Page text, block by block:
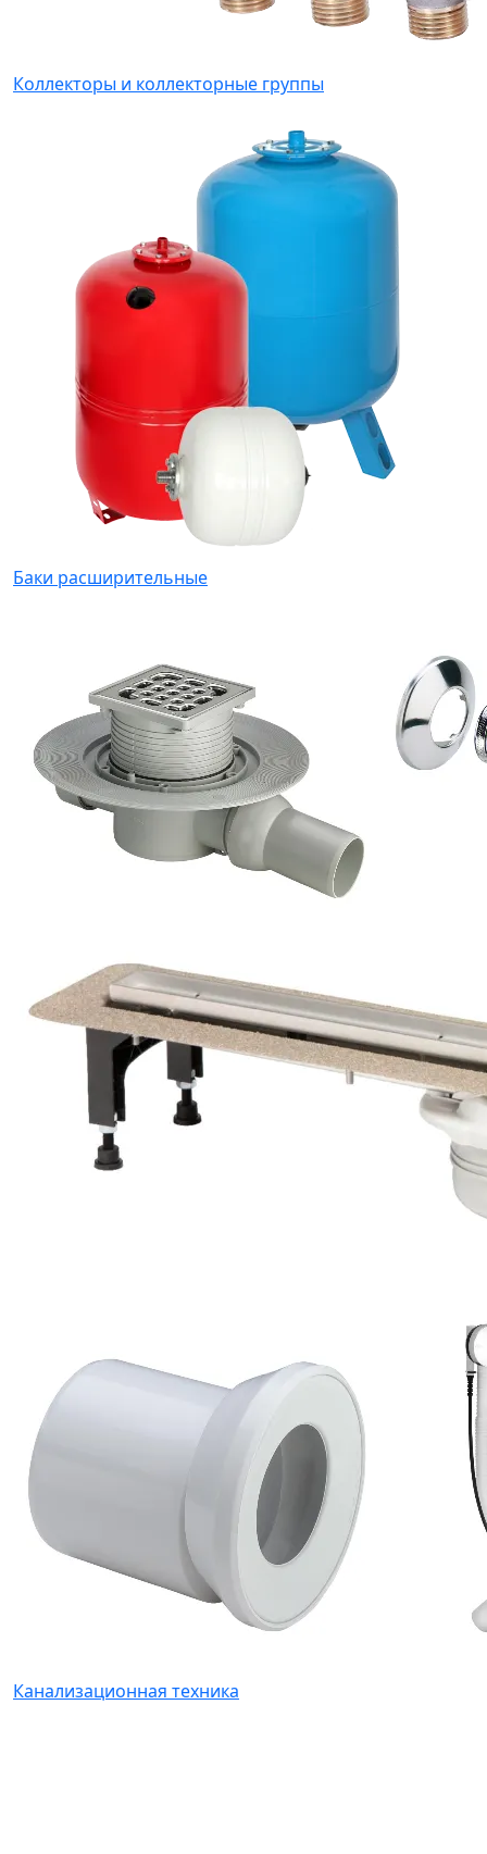
Коллекторы и коллекторные группы
Баки расширительные
Канализационная техника